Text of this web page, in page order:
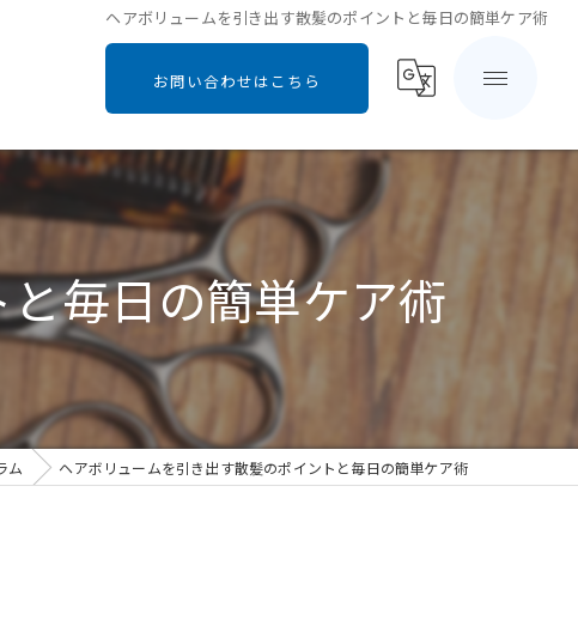
ヘアボリュームを引き出す散髪のポイントと毎日の簡単ケア術
お問い合わせはこちら
毎日の簡単ケア術
ム ヘアボリュームを引き出す散髪のポイントと毎日の簡単ケア術